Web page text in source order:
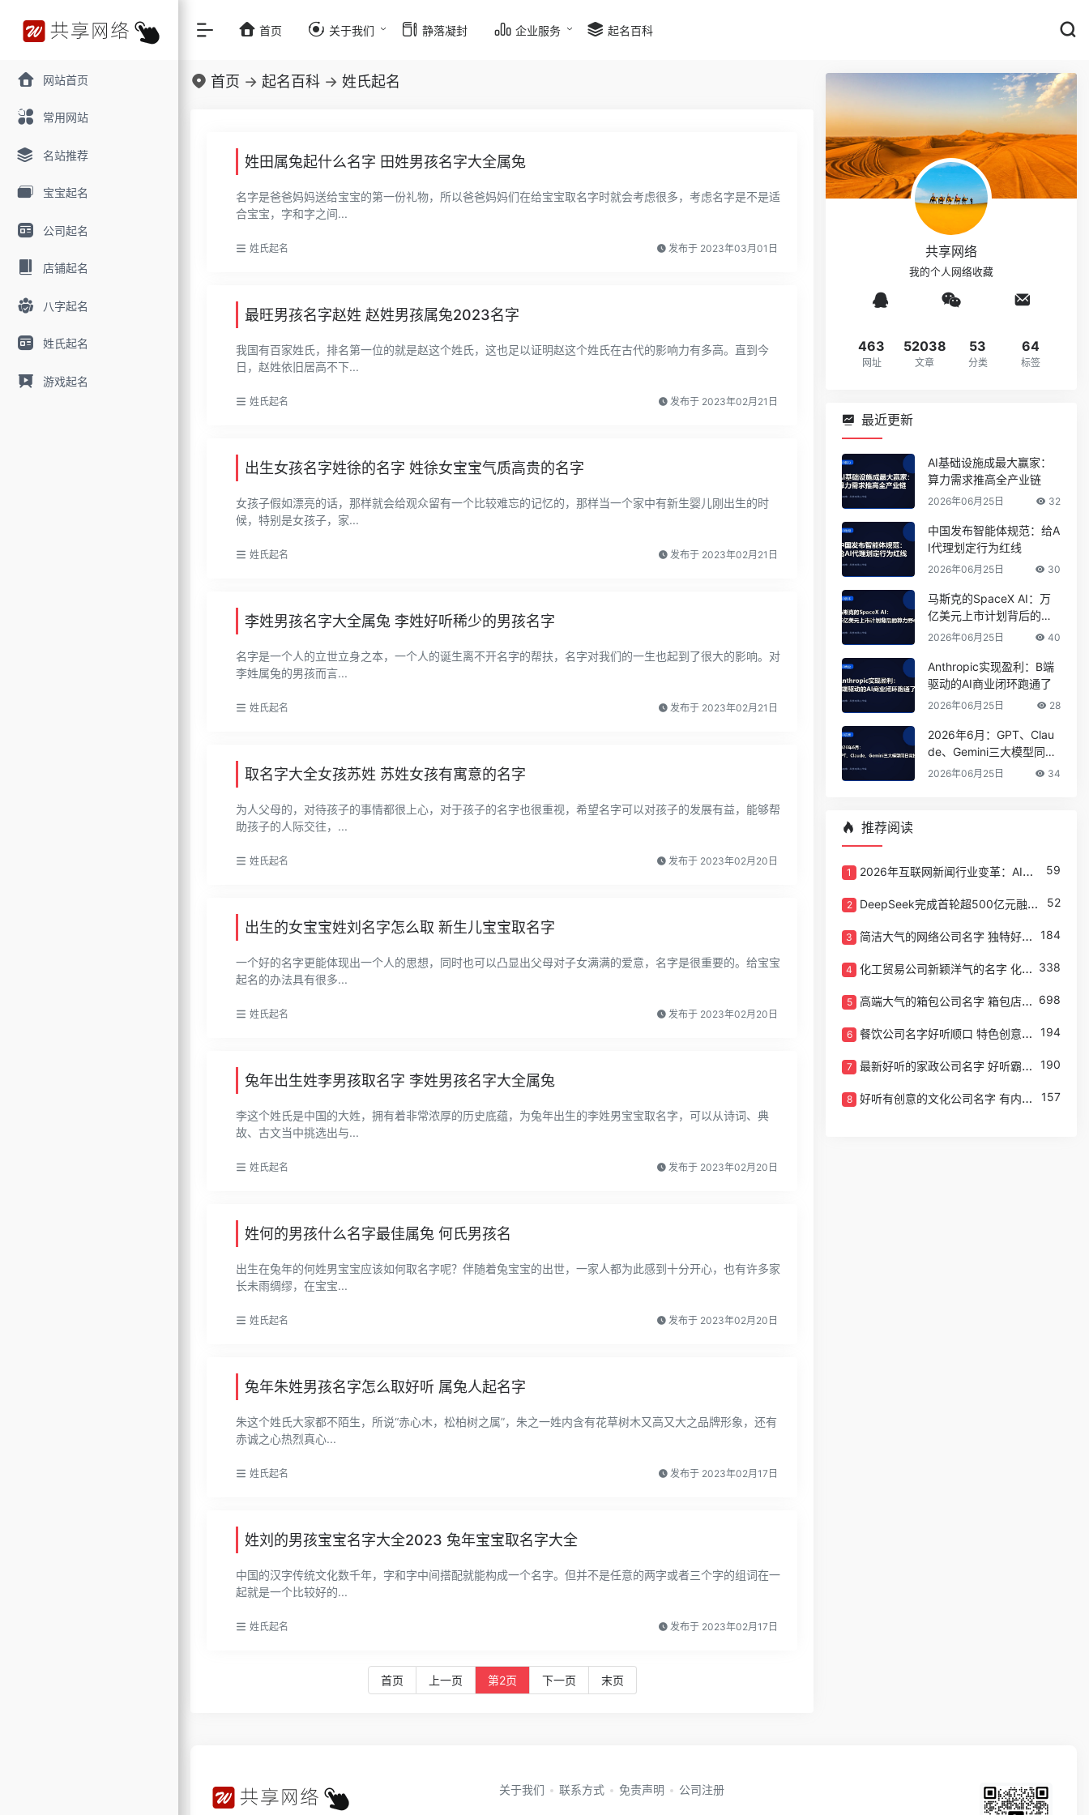
网站首页
常用网站
名站推荐
宝宝起名
公司起名
店铺起名
八字起名
姓氏起名
游戏起名
首页 关于我们 静落凝封 企业服务 起名百科
首页 -> 起名百科 -> 姓氏起名
姓田属兔起什么名字 田姓男孩名字大全属兔
名字是爸爸妈妈送给宝宝的第一份礼物，所以爸爸妈妈们在给宝宝取名字时就会考虑很多，考虑名字是不是适
合宝宝，字和字之间...
姓氏起名 发布于 2023年03月01日
最旺男孩名字赵姓 赵姓男孩属兔2023名字
我国有百家姓氏，排名第一位的就是赵这个姓氏，这也足以证明赵这个姓氏在古代的影响力有多高。直到今
日，赵姓依旧居高不下...
姓氏起名 发布于 2023年02月21日
出生女孩名字姓徐的名字 姓徐女宝宝气质高贵的名字
女孩子假如漂亮的话，那样就会给观众留有一个比较难忘的记忆的，那样当一个家中有新生婴儿刚出生的时
候，特别是女孩子，家...
姓氏起名 发布于 2023年02月21日
李姓男孩名字大全属兔 李姓好听稀少的男孩名字
名字是一个人的立世立身之本，一个人的诞生离不开名字的帮扶，名字对我们的一生也起到了很大的影响。对
李姓属兔的男孩而言...
姓氏起名 发布于 2023年02月21日
取名字大全女孩苏姓 苏姓女孩有寓意的名字
为人父母的，对待孩子的事情都很上心，对于孩子的名字也很重视，希望名字可以对孩子的发展有益，能够帮
助孩子的人际交往，...
姓氏起名 发布于 2023年02月20日
出生的女宝宝姓刘名字怎么取 新生儿宝宝取名字
一个好的名字更能体现出一个人的思想，同时也可以凸显出父母对子女满满的爱意，名字是很重要的。给宝宝
起名的办法具有很多...
姓氏起名 发布于 2023年02月20日
兔年出生姓李男孩取名字 李姓男孩名字大全属兔
李这个姓氏是中国的大姓，拥有着非常浓厚的历史底蕴，为兔年出生的李姓男宝宝取名字，可以从诗词、典
故、古文当中挑选出与...
姓氏起名 发布于 2023年02月20日
姓何的男孩什么名字最佳属兔 何氏男孩名
出生在兔年的何姓男宝宝应该如何取名字呢？伴随着兔宝宝的出世，一家人都为此感到十分开心，也有许多家
长未雨绸缪，在宝宝...
姓氏起名 发布于 2023年02月20日
兔年朱姓男孩名字怎么取好听 属兔人起名字
朱这个姓氏大家都不陌生，所说“赤心木，松柏树之属”，朱之一姓内含有花草树木又高又大之品牌形象，还有
赤诚之心热烈真心...
姓氏起名 发布于 2023年02月17日
姓刘的男孩宝宝名字大全2023 兔年宝宝取名字大全
中国的汉字传统文化数千年，字和字中间搭配就能构成一个名字。但并不是任意的两字或者三个字的组词在一
起就是一个比较好的...
姓氏起名 发布于 2023年02月17日
首页 上一页 第2页 下一页 末页
共享网络
我的个人网络收藏
463
网址
52038
文章
53
分类
64
标签
最近更新
AI基础设施成最大赢家：
算力需求推高全产业链
2026年06月25日 32
中国发布智能体规范：给A
I代理划定行为红线
2026年06月25日 30
马斯克的SpaceX AI：万
亿美元上市计划背后的算
力野心
2026年06月25日 40
Anthropic实现盈利：B端
驱动的AI商业闭环跑通了
2026年06月25日 28
2026年6月：GPT、Clau
de、Gemini三大模型同日
竞技
2026年06月25日 34
推荐阅读
1 2026年互联网新闻行业变革：AI驱动下的内容生态重塑 59
2 DeepSeek完成首轮超500亿元融资，估值突破500亿美元，梁文锋设五年锁定期保留绝对控制权 52
3 简洁大气的网络公司名字 独特好听的网络公司名字 184
4 化工贸易公司新颖洋气的名字 化工企业名字寓意好的 338
5 高端大气的箱包公司名字 箱包店名字有创意好听 698
6 餐饮公司名字好听顺口 特色创意的餐饮公司取名 194
7 最新好听的家政公司名字 好听霸气家政公司起名 190
8 好听有创意的文化公司名字 有内涵的文化传媒公司取名 157
关于我们 联系方式 免责声明 公司注册